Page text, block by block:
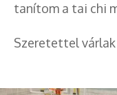
tanítom a tai chi
Szeretettel